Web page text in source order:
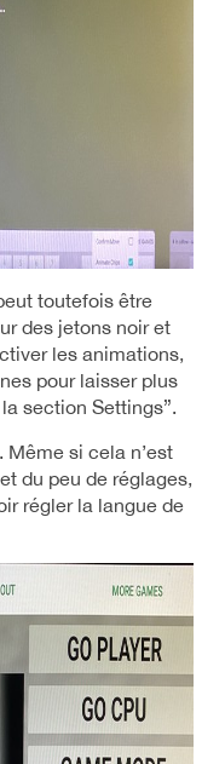
toutefois être
des jetons noir et
les animations,
pour laisser plus
section Settings”.
si cela n’est
du peu de réglages,
régler la langue de